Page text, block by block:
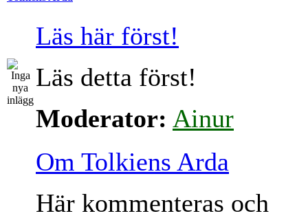
Läs här först!
Läs detta först!
Moderator: Ainur
Om Tolkiens Arda
Här kommenteras och